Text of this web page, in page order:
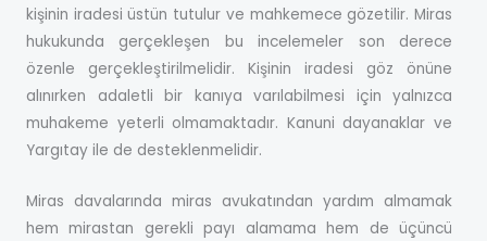
kişinin iradesi üstün tutulur ve mahkemece gözetilir. Miras
hukukunda gerçekleşen bu incelemeler son derece
özenle gerçekleştirilmelidir. Kişinin iradesi göz önüne
alınırken adaletli bir kanıya varılabilmesi için yalnızca
muhakeme yeterli olmamaktadır. Kanuni dayanaklar ve
Yargıtay ile de desteklenmelidir.
Miras davalarında miras avukatından yardım almamak
hem mirastan gerekli payı alamama hem de üçüncü